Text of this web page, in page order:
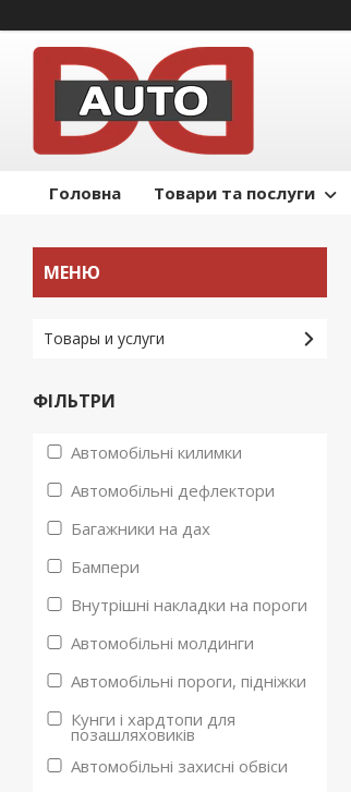
Головна Товари та послуги
Товары и услуги
ФІЛЬТРИ
Автомобільні килимки
Автомобільні дефлектори
Багажники на дах
Бампери
Внутрішні накладки на пороги
Автомобільні молдинги
Автомобільні пороги, підніжки
Кунги і хардтопи для
позашляховиків
Автомобільні захисні обвіси